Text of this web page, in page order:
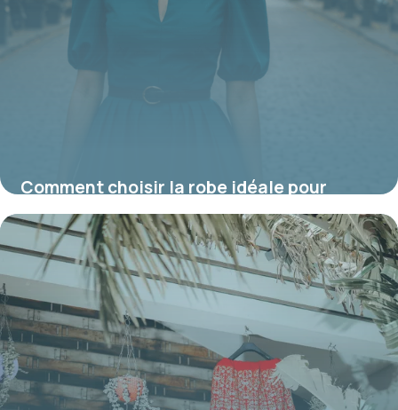
Comment choisir la robe idéale pour
petite femme ronde : astuces pour
sublimer sa silhouette
16 juin 2026